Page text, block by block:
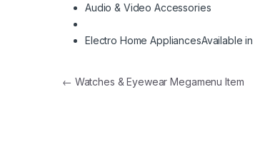
Audio & Video Accessories
Electro Home AppliancesAvailable
Navegación de
← Watches & Eyewear Megamenu Item